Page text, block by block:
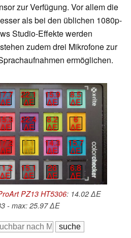
zur Verfügung. Vor allem die
als bei den üblichen 1080p-
Studio-Effekte werden
zudem drei Mikrofone zur
ermöglichen.
∆E
22.1
∆E
15.9
∆E
8.5
∆E
∆E
22.4
∆E
8.2
∆E
6
∆E
∆E
3.1
∆E
14.3
∆E
15.7
∆E
15.1
∆E
26
∆E
6.8
∆E
PZ13 HT5306: 14.02 ∆E
- max: 25.97 ∆E